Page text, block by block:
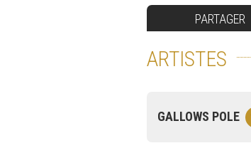
PARTAGER
ARTISTES
GALLOWS POLE